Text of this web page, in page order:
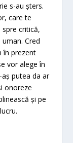
s-au șters.
care te
critică,
Cred
în prezent
vor alege în
putea da ar
onoreze
și pe